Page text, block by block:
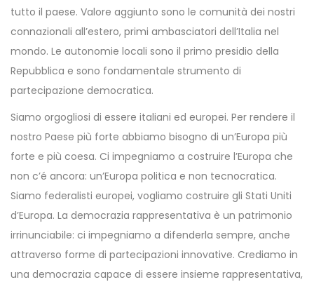
tutto il paese. Valore aggiunto sono le comunità dei nostri
connazionali all’estero, primi ambasciatori dell’Italia nel
mondo. Le autonomie locali sono il primo presidio della
Repubblica e sono fondamentale strumento di
partecipazione democratica.
Siamo orgogliosi di essere italiani ed europei. Per rendere il
nostro Paese più forte abbiamo bisogno di un’Europa più
forte e più coesa. Ci impegniamo a costruire l’Europa che
non c’é ancora: un’Europa politica e non tecnocratica.
Siamo federalisti europei, vogliamo costruire gli Stati Uniti
d’Europa. La democrazia rappresentativa è un patrimonio
irrinunciabile: ci impegniamo a difenderla sempre, anche
attraverso forme di partecipazioni innovative. Crediamo in
una democrazia capace di essere insieme rappresentativa,